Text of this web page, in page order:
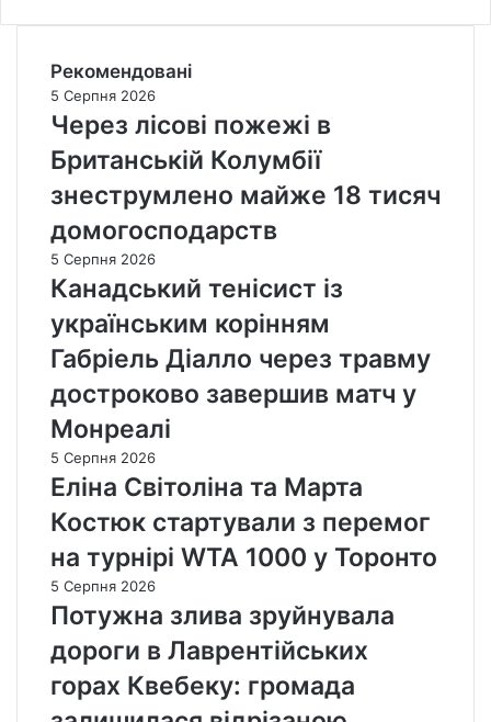
Рекомендовані
5 Серпня 2026
Через лісові пожежі в
Британській Колумбії
знеструмлено майже 18 тисяч
домогосподарств
5 Серпня 2026
Канадський тенісист із
українським корінням
Габріель Діалло через травму
достроково завершив матч у
Монреалі
5 Серпня 2026
Еліна Світоліна та Марта
Костюк стартували з перемог
на турнірі WTA 1000 у Торонто
5 Серпня 2026
Потужна злива зруйнувала
дороги в Лаврентійських
горах Квебеку: громада